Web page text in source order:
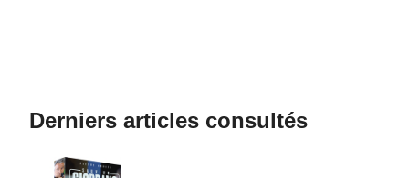
Derniers articles consultés